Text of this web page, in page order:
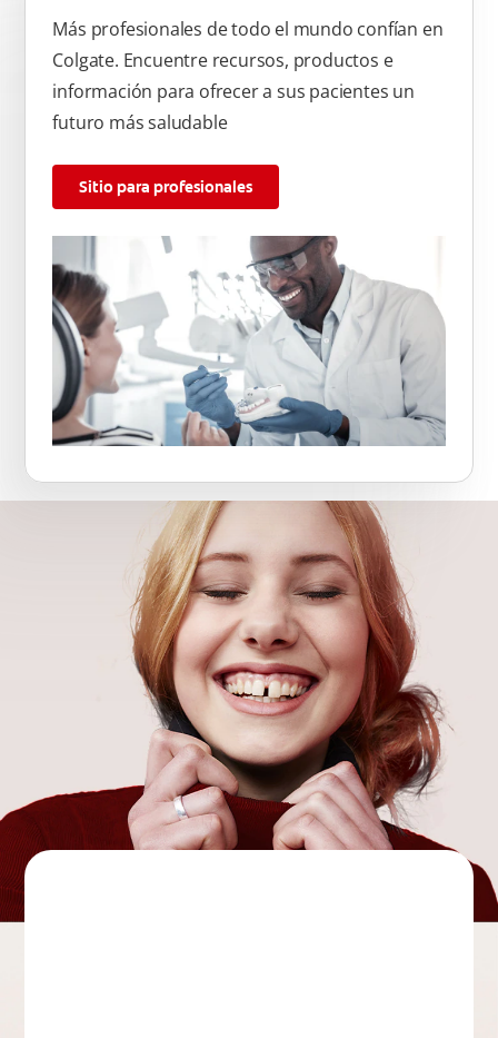
Más profesionales de todo el mundo confían en
Colgate. Encuentre recursos, productos e
información para ofrecer a sus pacientes un
futuro más saludable
Sitio para profesionales